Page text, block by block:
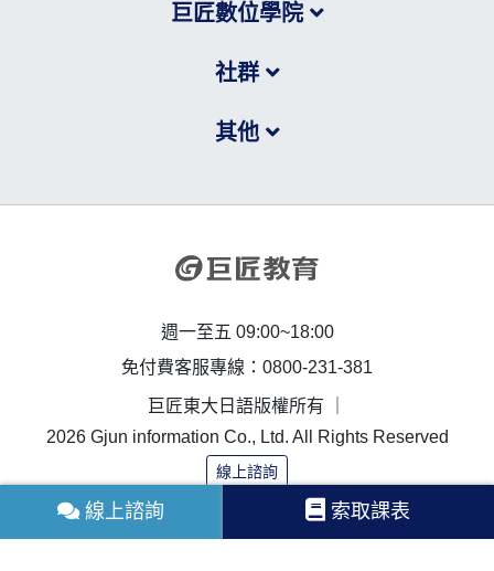
巨匠數位學院
社群
其他
週一至五 09:00~18:00
免付費客服專線：0800-231-381
巨匠東大日語版權所有 ｜
2026 Gjun information Co., Ltd. All Rights Reserved
線上諮詢
線上諮詢 索取課表